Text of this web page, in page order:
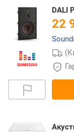
DALI
22